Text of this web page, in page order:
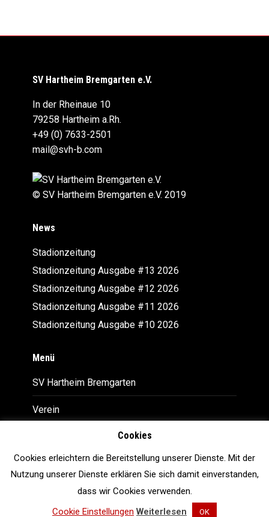
SV Hartheim Bremgarten e.V.
In der Rheinaue 10
79258 Hartheim a.Rh.
+49 (0) 7633-2501
mail@svh-b.com
© SV Hartheim Bremgarten e.V. 2019
News
Stadionzeitung
Stadionzeitung Ausgabe #13 2026
Stadionzeitung Ausgabe #12 2026
Stadionzeitung Ausgabe #11 2026
Stadionzeitung Ausgabe #10 2026
Menü
SV Hartheim Bremgarten
Verein
Impressum
Datenschutz
Cookies
Cookies erleichtern die Bereitstellung unserer Dienste. Mit der
Nutzung unserer Dienste erklären Sie sich damit einverstanden,
dass wir Cookies verwenden.
Cookie Einstellungen Weiterlesen OK